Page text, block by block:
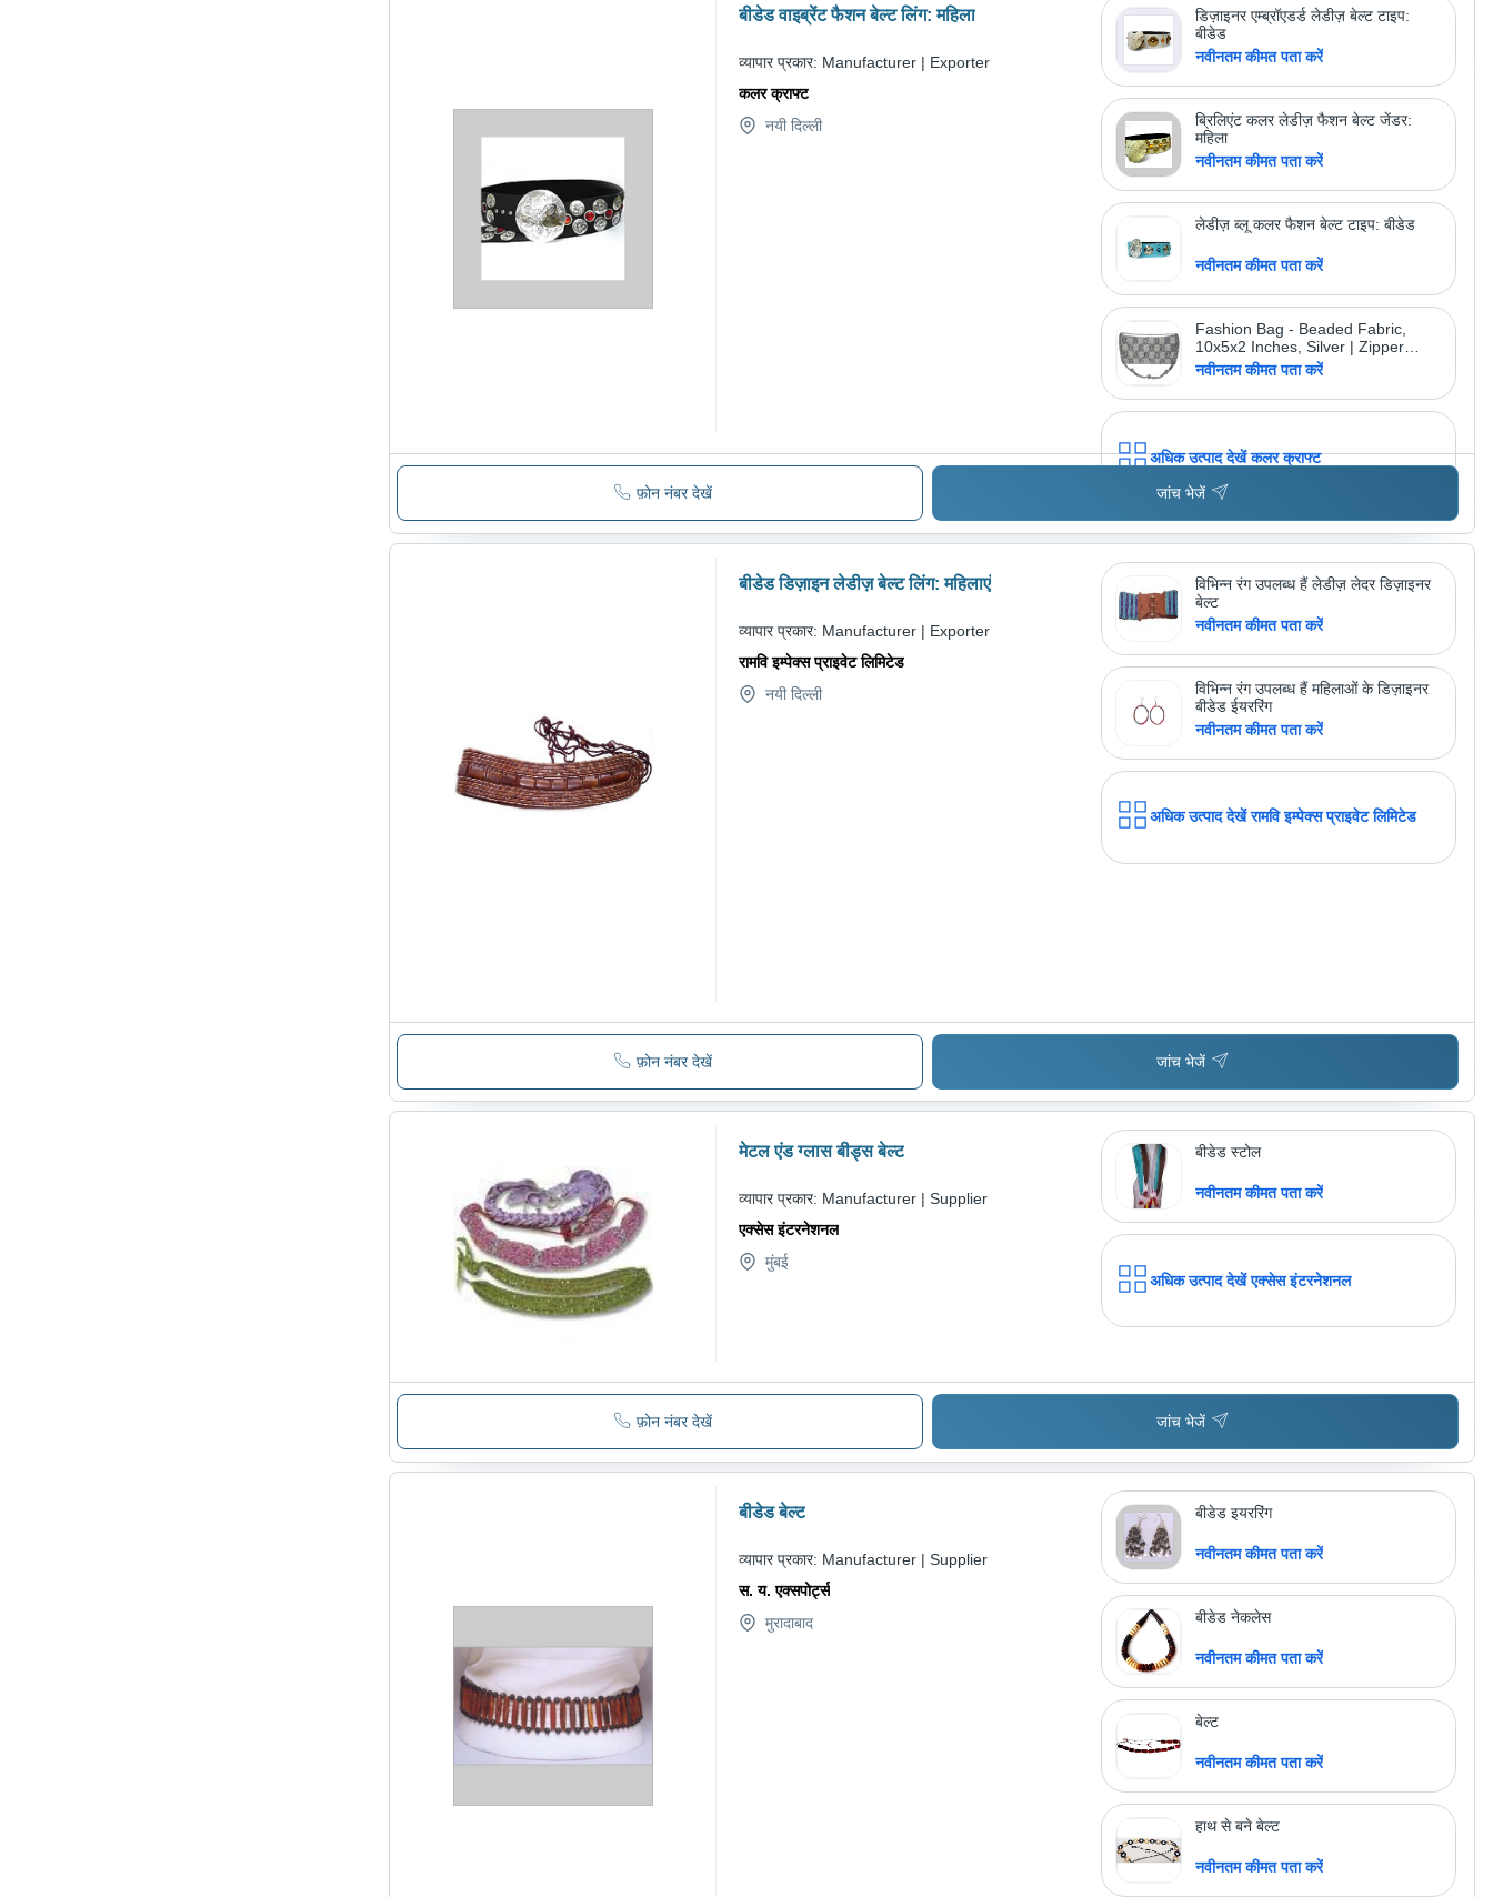
नवीनतम कीमत पता करें
अधिक उत्पाद देखें स स्काई इंटरनेशनल
बीडेड वाइब्रेंट फैशन बेल्ट लिंग: महिला
व्यापार प्रकार: Manufacturer | Exporter
कलर क्राफ्ट
नयी दिल्ली
डिज़ाइनर एम्ब्रॉएडर्ड लेडीज़ बेल्ट टाइप:
बीडेड
नवीनतम कीमत पता करें
ब्रिलिएंट कलर लेडीज़ फैशन बेल्ट जेंडर:
महिला
नवीनतम कीमत पता करें
लेडीज़ ब्लू कलर फैशन बेल्ट टाइप: बीडेड
नवीनतम कीमत पता करें
Fashion Bag - Beaded Fabric,
10x5x2 Inches, Silver | Zipper
Closure, Chain Strap, Stylish
नवीनतम कीमत पता करें
अधिक उत्पाद देखें कलर क्राफ्ट
फ़ोन नंबर देखें जांच भेजें
बीडेड डिज़ाइन लेडीज़ बेल्ट लिंग: महिलाएं
व्यापार प्रकार: Manufacturer | Exporter
रामवि इम्पेक्स प्राइवेट लिमिटेड
नयी दिल्ली
विभिन्न रंग उपलब्ध हैं लेडीज़ लेदर डिज़ाइनर
बेल्ट
नवीनतम कीमत पता करें
विभिन्न रंग उपलब्ध हैं महिलाओं के डिज़ाइनर
बीडेड ईयररिंग
नवीनतम कीमत पता करें
अधिक उत्पाद देखें रामवि इम्पेक्स प्राइवेट लिमिटेड
फ़ोन नंबर देखें जांच भेजें
मेटल एंड ग्लास बीड्स बेल्ट
व्यापार प्रकार: Manufacturer | Supplier
एक्सेस इंटरनेशनल
मुंबई
बीडेड स्टोल
नवीनतम कीमत पता करें
अधिक उत्पाद देखें एक्सेस इंटरनेशनल
फ़ोन नंबर देखें जांच भेजें
बीडेड बेल्ट
व्यापार प्रकार: Manufacturer | Supplier
स. य. एक्सपोर्ट्स
मुरादाबाद
बीडेड इयररिंग
नवीनतम कीमत पता करें
बीडेड नेकलेस
नवीनतम कीमत पता करें
बेल्ट
नवीनतम कीमत पता करें
हाथ से बने बेल्ट
नवीनतम कीमत पता करें